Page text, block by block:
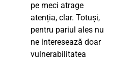
pe meci atrage
atenția, clar. Totuși,
pentru pariul ales nu
ne interesează doar
vulnerabilitatea